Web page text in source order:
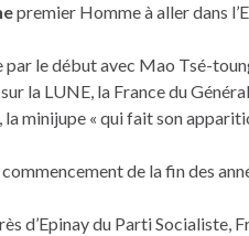
premier Homme à aller dans
par le début avec Mao Tsé-
la LUNE, la France du
minijupe « qui fait son
de la fin des
d’Epinay du Parti